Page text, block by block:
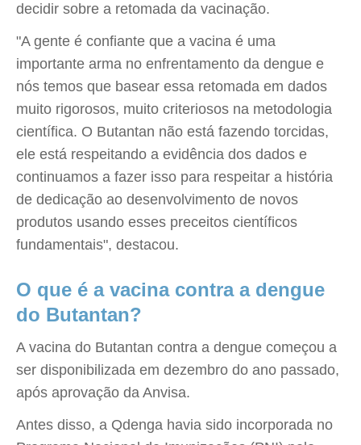
decidir sobre a retomada da vacinação.
"A gente é confiante que a vacina é uma
importante arma no enfrentamento da dengue e
nós temos que basear essa retomada em dados
muito rigorosos, muito criteriosos na metodologia
científica. O Butantan não está fazendo torcidas,
ele está respeitando a evidência dos dados e
continuamos a fazer isso para respeitar a história
de dedicação ao desenvolvimento de novos
produtos usando esses preceitos científicos
fundamentais", destacou.
O que é a vacina contra a dengue
do Butantan?
A vacina do Butantan contra a dengue começou a
ser disponibilizada em dezembro do ano passado,
após aprovação da Anvisa.
Antes disso, a Qdenga havia sido incorporada no